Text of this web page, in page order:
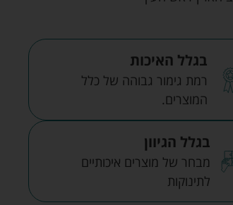
בגלל האיכות
רמת גימור גבוהה של כלל
המוצרים.
בגלל הגיוון
מבחר של מוצרים איכותיים
לתינוקות